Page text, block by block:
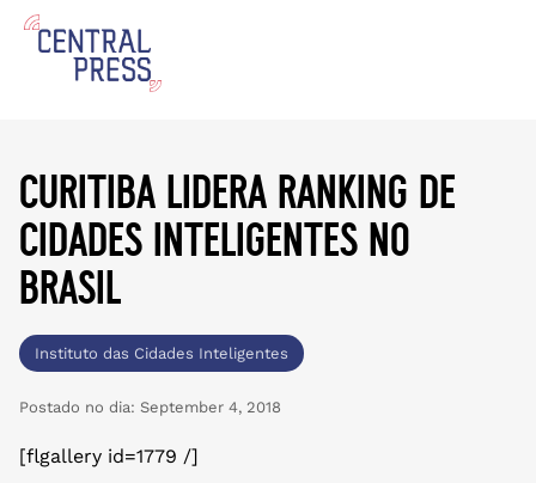
curitiba lidera ranking de
cidades inteligentes no
brasil
Instituto das Cidades Inteligentes
Postado no dia: September 4, 2018
[flgallery id=1779 /]